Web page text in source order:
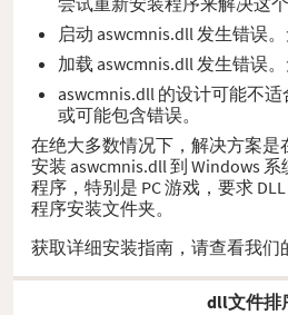
启动 aswcmnis.dll 发生错误
加载 aswcmnis.dll 发生错误
aswcmnis.dll 的设计可能不适
或可能包含错误。
在绝大多数情况下，解决方案是
安装 aswcmnis.dll 到 Windows
程序，特别是 PC 游戏，要求
程序安装文件夹。
获取详细安装指南，请查看我们
dll文件排